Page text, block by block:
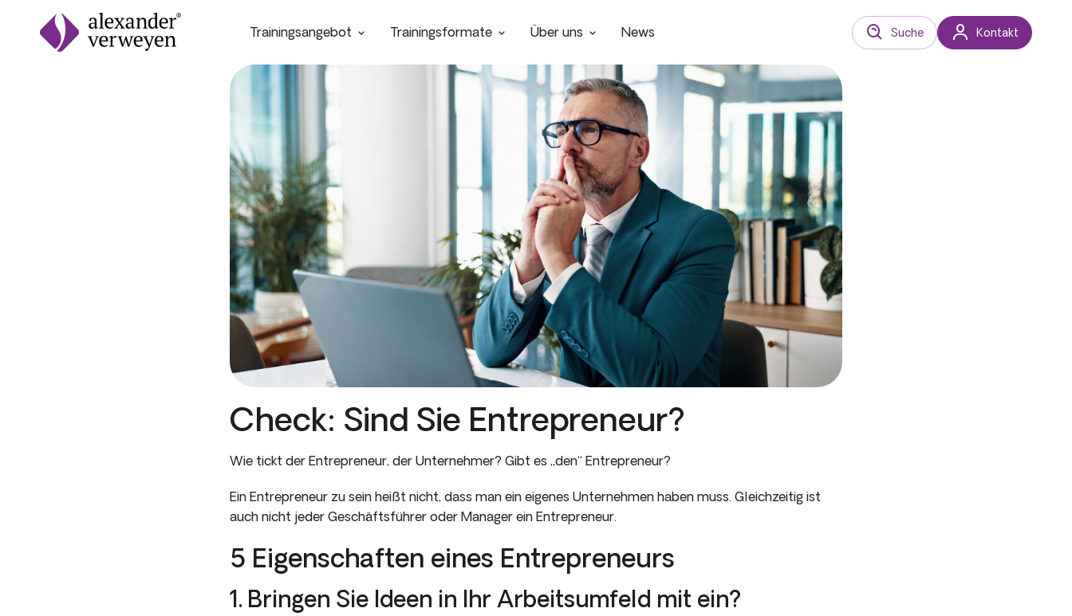
Zum Inhalt springen
Trainingsangebot Trainingsformate Über uns News Suche Kontakt
Check: Sind Sie Entrepreneur?
Wie tickt der Entrepreneur, der Unternehmer? Gibt es „den“ Entrepreneur?
Ein Entrepreneur zu sein heißt nicht, dass man ein eigenes Unternehmen haben muss. Gleichzeitig ist
auch nicht jeder Geschäftsführer oder Manager ein Entrepreneur.
5 Eigenschaften eines Entrepreneurs
1. Bringen Sie Ideen in Ihr Arbeitsumfeld mit ein?